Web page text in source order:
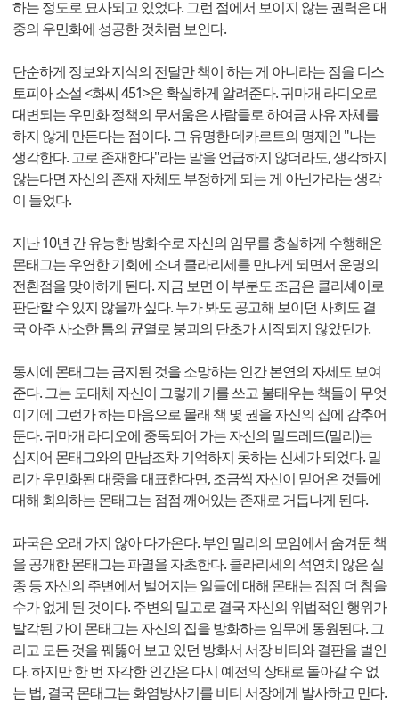
하는 정도로 묘사되고 있었다. 그런 점에서 보이지 않는 권력은 대
중의 우민화에 성공한 것처럼 보인다.
단순하게 정보와 지식의 전달만 책이 하는 게 아니라는 점을 디스
토피아 소설 <화씨 451>은 확실하게 알려준다. 귀마개 라디오로
대변되는 우민화 정책의 무서움은 사람들로 하여금 사유 자체를
하지 않게 만든다는 점이다. 그 유명한 데카르트의 명제인 "나는
생각한다. 고로 존재한다"라는 말을 언급하지 않더라도, 생각하지
않는다면 자신의 존재 자체도 부정하게 되는 게 아닌가라는 생각
이 들었다.
지난 10년 간 유능한 방화수로 자신의 임무를 충실하게 수행해온
몬태그는 우연한 기회에 소녀 클라리세를 만나게 되면서 운명의
전환점을 맞이하게 된다. 지금 보면 이 부분도 조금은 클리셰이로
판단할 수 있지 않을까 싶다. 누가 봐도 공고해 보이던 사회도 결
국 아주 사소한 틈의 균열로 붕괴의 단초가 시작되지 않았던가.
동시에 몬태그는 금지된 것을 소망하는 인간 본연의 자세도 보여
준다. 그는 도대체 자신이 그렇게 기를 쓰고 불태우는 책들이 무엇
이기에 그런가 하는 마음으로 몰래 책 몇 권을 자신의 집에 감추어
둔다. 귀마개 라디오에 중독되어 가는 자신의 밀드레드(밀리)는
심지어 몬태그와의 만남조차 기억하지 못하는 신세가 되었다. 밀
리가 우민화된 대중을 대표한다면, 조금씩 자신이 믿어온 것들에
대해 회의하는 몬태그는 점점 깨어있는 존재로 거듭나게 된다.
파국은 오래 가지 않아 다가온다. 부인 밀리의 모임에서 숨겨둔 책
을 공개한 몬태그는 파멸을 자초한다. 클라리세의 석연치 않은 실
종 등 자신의 주변에서 벌어지는 일들에 대해 몬태는 점점 더 참을
수가 없게 된 것이다. 주변의 밀고로 결국 자신의 위법적인 행위가
발각된 가이 몬태그는 자신의 집을 방화하는 임무에 동원된다. 그
리고 모든 것을 꿰뚫어 보고 있던 방화서 서장 비티와 결판을 벌인
다. 하지만 한 번 자각한 인간은 다시 예전의 상태로 돌아갈 수 없
는 법, 결국 몬태그는 화염방사기를 비티 서장에게 발사하고 만다.